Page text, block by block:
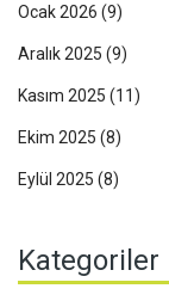
Ocak 2026 (9)
Aralık 2025 (9)
Kasım 2025 (11)
Ekim 2025 (8)
Eylül 2025 (8)
Kategoriler